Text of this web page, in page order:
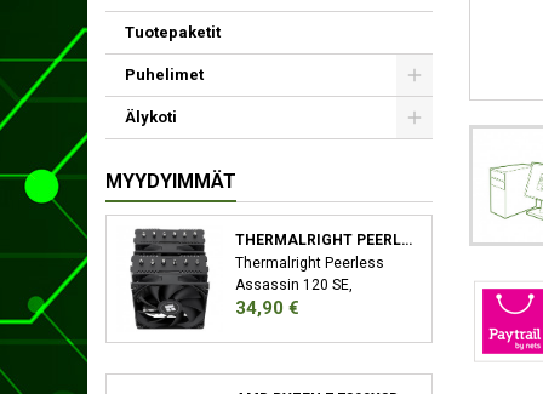
Tuotepaketit
Puhelimet
Älykoti
MYYDYIMMÄT
THERMALRIGHT PEERLESS ASSASSIN 120 SE SUORITIN JÄÄHDYTYSLEVY/JÄÄHDYTIN 12 CM MUSTA
Thermalright Peerless
Assassin 120 SE,
Jäähdytyslevy/jäähdytin,
Hinta
34,90 €